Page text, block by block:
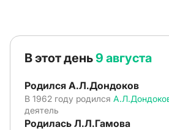
В этот день9 августа
Родился А.Л.Дондоков
В 1962 году родился
деятель
Родилась Л.Л.Гамова